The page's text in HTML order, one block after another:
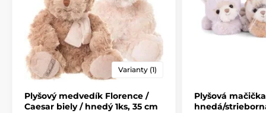
Varianty (1)
Plyšový medvedík Florence /
Caesar biely / hnedý 1ks, 35 cm
Plyšová
hnedá/